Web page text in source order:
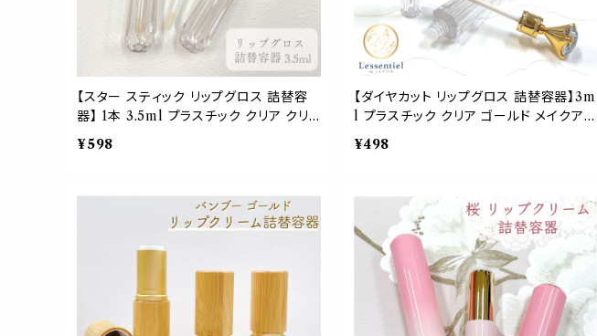
【スター スティック リップグロス 詰替容
器】 1本 3.5ml プラスチック クリア クリ
スタルカット ダイヤカット ピンク ゴールド
ファンタジー スウィート キュート ゆめか
ドメイド オリジナル コスメ ボトル 器材 化
粧 クラフト 女子 おしゃれ 可愛い
¥598
【ダイヤカット リップグロス 詰替容器】3m
l プラスチック クリア ゴールド メイクアッ
プ 手作り ハンドメイド オリジナル コスメ
ボトル 器材 化粧 クラフト 女子 おしゃれ
¥498